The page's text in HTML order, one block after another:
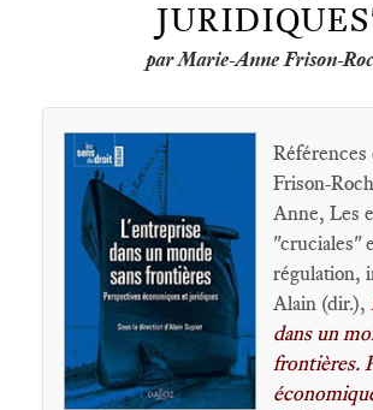
par Marie-Anne Frison-
Références
Frison-
Anne, Les
"cruciales"
régulation,
Alain (dir.),
dans un
frontières.